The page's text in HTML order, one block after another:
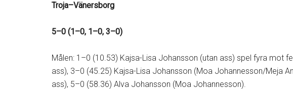
Troja–Vänersborg
5–0 (1–0, 1–0, 3–0)
Målen: 1–0 (10.53) Kajsa-Lisa Johansson (utan ass) spel fyra mot
ass), 3–0 (45.25) Kajsa-Lisa Johansson (Moa Johannesson/Meja
ass), 5–0 (58.36) Alva Johansson (Moa Johannesson).